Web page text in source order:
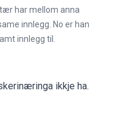
har mellom anna
innlegg. No er han
innlegg til.
ikkje ha.